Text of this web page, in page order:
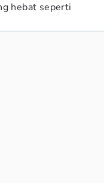
hebat seperti